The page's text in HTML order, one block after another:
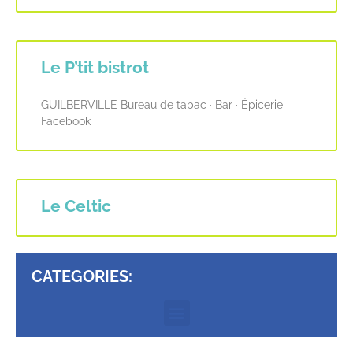
Le P’tit bistrot
GUILBERVILLE Bureau de tabac · Bar · Épicerie
Facebook
Le Celtic
CATEGORIES: